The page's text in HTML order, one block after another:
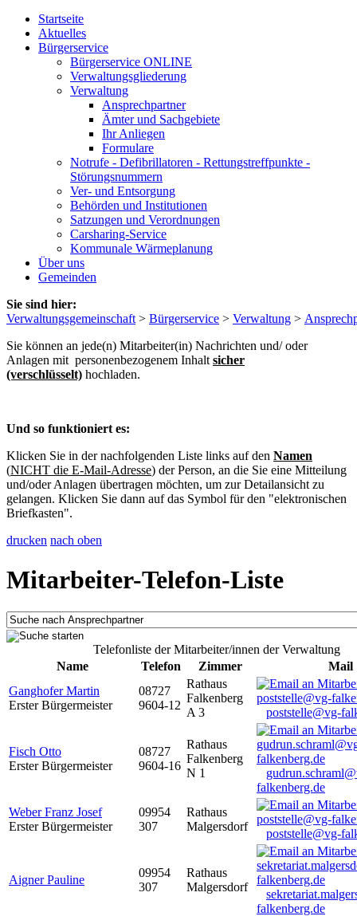
Startseite
Aktuelles
Bürgerservice
Bürgerservice ONLINE
Verwaltungsgliederung
Verwaltung
Ansprechpartner
Ämter und Sachgebiete
Ihr Anliegen
Formulare
Notrufe - Defibrillatoren - Rettungstreffpunkte -
Störungsnummern
Ver- und Entsorgung
Behörden und Institutionen
Satzungen und Verordnungen
Carsharing-Service
Kommunale Wärmeplanung
Über uns
Gemeinden
Sie sind hier:
Verwaltungsgemeinschaft > Bürgerservice > Verwaltung >
Sie können an jede(n) Mitarbeiter(in) Nachrichten und/ oder
Anlagen mit personenbezogenem Inhalt sicher
(verschlüsselt) hochladen.
Und so funktioniert es:
Klicken Sie in der nachfolgenden Liste links auf den Namen
(NICHT die E-Mail-Adresse) der Person, an die Sie eine Mitteilung
und/oder Anlagen übertragen möchten, um zur Detailansicht zu
gelangen. Klicken Sie dann auf das Symbol für den "elektronischen
Briefkasten".
drucken nach oben
Mitarbeiter-Telefon-Liste
Telefonliste der Mitarbeiter/innen der Verwaltung
Name
Telefon Zimmer
Mail
Ganghofer Martin
Erster Bürgermeister
08727
9604-12
Rathaus
Falkenberg
A 3
poststelle@vg-
Fisch Otto
Erster Bürgermeister
08727
9604-16
Rathaus
Falkenberg
N 1
falkenberg.de
Weber Franz Josef
Erster Bürgermeister
09954
307
Rathaus
Malgersdorf
poststelle@vg-
Aigner Pauline
09954
307
Rathaus
Malgersdorf
falkenberg.de